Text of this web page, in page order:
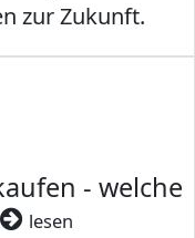
zur Zukunft.
- welche
lesen